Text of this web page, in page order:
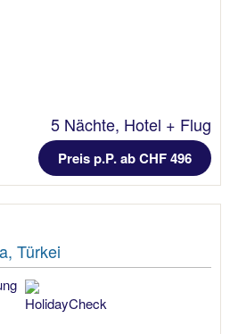
5 Nächte, Hotel + Flug
Preis p.P. ab CHF 496
Türkei